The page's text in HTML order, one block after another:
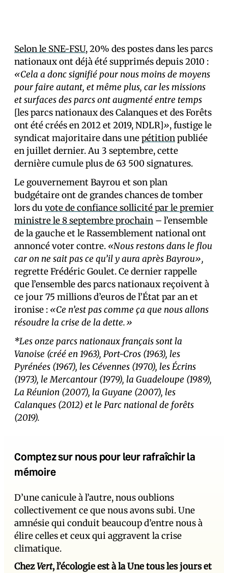
Selon le SNE-FSU, 20% des postes dans les parcs
nationaux ont déjà été supprimés depuis 2010 :
«Cela a donc signifié pour nous moins de moyens
pour faire autant, et même plus, car les missions
et surfaces des parcs ont augmenté entre temps
[les parcs nationaux des Calanques et des Forêts
ont été créés en 2012 et 2019, NDLR]», fustige le
syndicat majoritaire dans unepétitionpubliée
en juillet dernier. Au 3 septembre, cette
dernière cumule plus de 63 500 signatures.
Le gouvernement Bayrou et son plan
budgétaire ont de grandes chances de tomber
lors du vote de confiance sollicité par le premier
ministre le 8 septembre prochain – l’ensemble
de la gauche et le Rassemblement national ont
annoncé voter contre. «Nous restons dans le flou
car on ne sait pas ce qu’il y aura après Bayrou»,
regrette Frédéric Goulet. Ce dernier rappelle
que l’ensemble des parcs nationaux reçoivent à
ce jour 75 millions d’euros de l’État par an et
ironise : «Ce n’est pas comme ça que nous allons
résoudre la crise de la dette.»
*Les onze parcs nationaux français sont la
Vanoise (créé en 1963), Port-Cros (1963), les
Pyrénées (1967), les Cévennes (1970), les Écrins
(1973), le Mercantour (1979), la Guadeloupe (1989),
La Réunion (2007), la Guyane (2007), les
Calanques (2012) et le Parc national de forêts
(2019).
Comptez sur nous pour leur rafraîchir la
mémoire
D’une canicule à l’autre, nous oublions
collectivement ce que nous avons subi. Une
amnésie qui conduit beaucoup d’entre nous à
élire celles et ceux qui aggravent la crise
climatique.
ChezVert, l’écologie est à la Une tous les jours et